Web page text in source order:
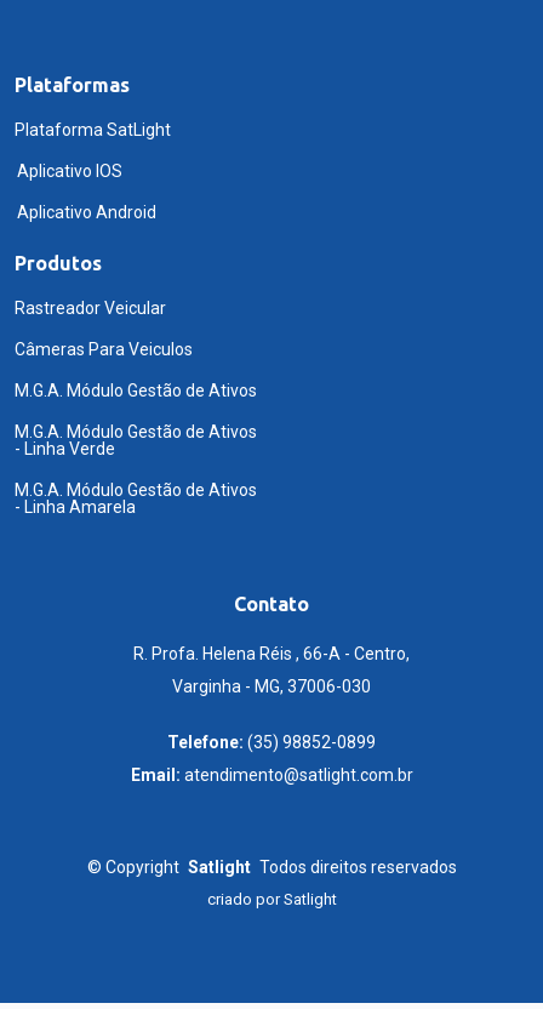
Plataformas
Plataforma SatLight
Aplicativo IOS
Aplicativo Android
Produtos
Rastreador Veicular
Câmeras Para Veiculos
M.G.A. Módulo Gestão de Ativos
M.G.A. Módulo Gestão de Ativos
- Linha Verde
M.G.A. Módulo Gestão de Ativos
- Linha Amarela
Contato
R. Profa. Helena Réis , 66-A - Centro,
Varginha - MG, 37006-030
Telefone: (35) 98852-0899
Email: atendimento@satlight.com.br
© Copyright Satlight Todos direitos reservados
criado porSatlight